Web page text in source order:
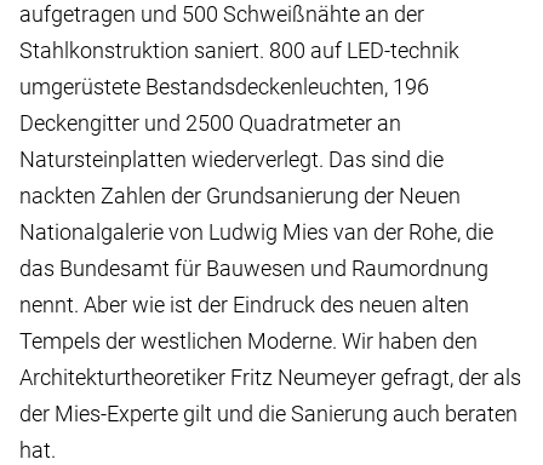
aufgetragen und 500 Schweißnähte an der
Stahlkonstruktion saniert. 800 auf LED-technik
umgerüstete Bestandsdeckenleuchten, 196
Deckengitter und 2500 Quadratmeter an
Natursteinplatten wiederverlegt. Das sind die
nackten Zahlen der Grundsanierung der Neuen
Nationalgalerie von Ludwig Mies van der Rohe, die
das Bundesamt für Bauwesen und Raumordnung
nennt. Aber wie ist der Eindruck des neuen alten
Tempels der westlichen Moderne. Wir haben den
Architekturtheoretiker Fritz Neumeyer gefragt, der als
der Mies-Experte gilt und die Sanierung auch beraten
hat.